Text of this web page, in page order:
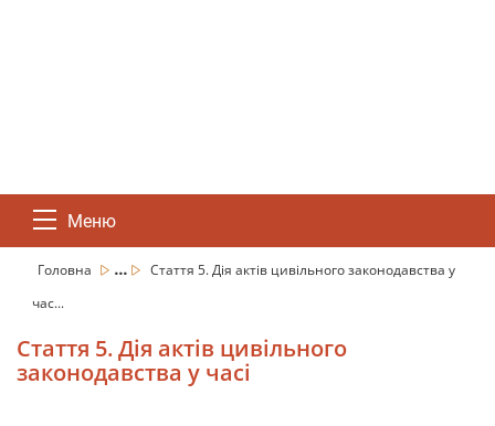
Меню
Головна ...
Стаття 5. Дія актів цивільного законодавства у
час...
Стаття 5. Дія актів цивільного
законодавства у часі